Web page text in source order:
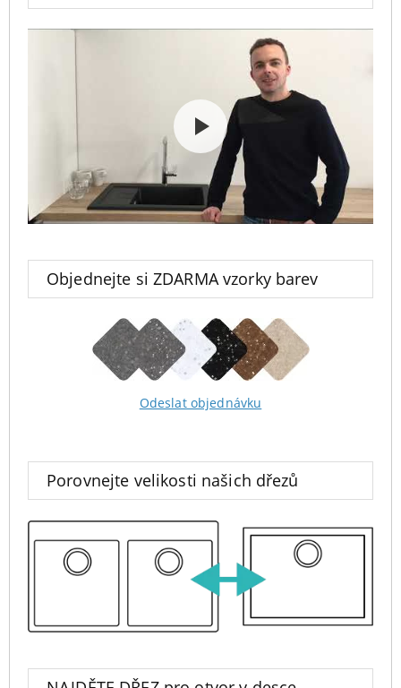
Objednejte si ZDARMA vzorky barev
Odeslat objednávku
Porovnejte velikosti našich dřezů